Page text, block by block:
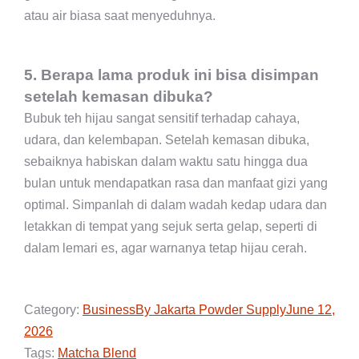
atau air biasa saat menyeduhnya.
5. Berapa lama produk ini bisa disimpan
setelah kemasan dibuka?
Bubuk teh hijau sangat sensitif terhadap cahaya,
udara, dan kelembapan. Setelah kemasan dibuka,
sebaiknya habiskan dalam waktu satu hingga dua
bulan untuk mendapatkan rasa dan manfaat gizi yang
optimal. Simpanlah di dalam wadah kedap udara dan
letakkan di tempat yang sejuk serta gelap, seperti di
dalam lemari es, agar warnanya tetap hijau cerah.
Category: BusinessBy Jakarta Powder SupplyJune 12,
2026
Tags: Matcha Blend